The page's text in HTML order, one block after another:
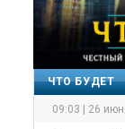
ЧТО БУДЕТ
09:03 | 26